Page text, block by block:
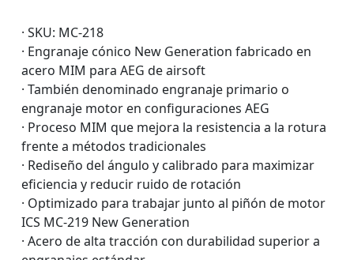
· SKU: MC-218
· Engranaje cónico New Generation fabricado en
acero MIM para AEG de airsoft
· También denominado engranaje primario o
engranaje motor en configuraciones AEG
· Proceso MIM que mejora la resistencia a la rotura
frente a métodos tradicionales
· Rediseño del ángulo y calibrado para maximizar
eficiencia y reducir ruido de rotación
· Optimizado para trabajar junto al piñón de motor
ICS MC-219 New Generation
· Acero de alta tracción con durabilidad superior a